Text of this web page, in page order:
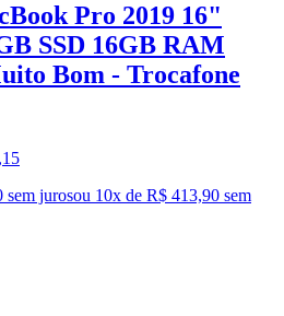
Pro 2019 16"
SSD 16GB RAM
Bom - Trocafone
,15
sem jurosou 10x de R$ 413,90 sem